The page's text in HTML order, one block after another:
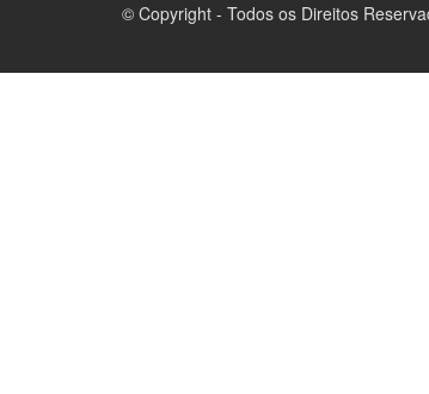
© Copyright - Todos os Direitos